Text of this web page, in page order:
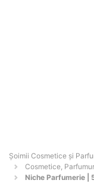
Șoimii Cosmetice și
Cosmetice,
Niche Parfumerie |